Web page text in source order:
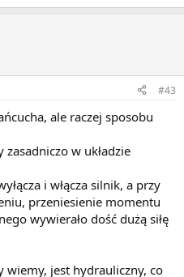
#43
ale raczej sposobu
w układzie
i włącza silnik, a przy
przeniesienie momentu
wywierało dość dużą siłę
wiemy, jest hydrauliczny, co